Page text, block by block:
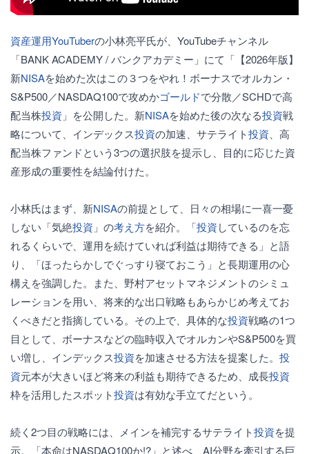
資産運用YouTuberの小林亮平氏が、YouTubeチャンネル
「BANK ACADEMY / バンクアカデミー」にて「【2026年版】
新NISAを始めた次はこの３つをやれ！ボーナスでオルカン・
S&P500／NASDAQ100で攻めかゴールドで分散／SCHDで高
配当株投資 」を公開した。新NISAを始めた後の次なる投資戦
略について、インデックス投資の加速、サテライト投資 、高
配当株ファンドという3つの選択肢を提示し、目的に応じた資
産形成の重要性を結論付けた。
小林氏はまず、新NISAの前提として、日々の相場に一喜一憂
しない「気絶投資 」の考え方を紹介。「投資しているのを忘
れるくらいで、運用を続けていれば利益は期待できる」と語
り、「ほったらかしでぐっすり寝ておこう」と長期運用の心
構えを強調した。また、野村アセットマネジメントのシミュ
レーションを用い、将来的な出口戦略もあらかじめ考えてお
くべきだと指摘している。その上で、具体的な投資戦略の1つ
目として、ボーナスなどの臨時収入でオルカンやS&P500を買
い増し、インデックス投資を加速させる方法を提案した。 投
資元本が大きいほど将来の利益も期待できるため、成長投資
枠を活用したスポット投資は有効な手立てだという。
続く2つ目の戦略には、メインを補完するサテライト投資を提
示。「本命はNASDAQ100か!?」と述べ、AI分野を牽引する巨